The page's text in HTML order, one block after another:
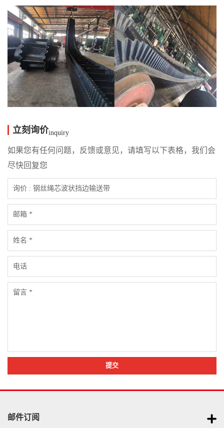
立刻询价inquiry
如果您有任何问题，反馈或意见，请填写以下表格，我们会
尽快回复您
提交
邮件订阅